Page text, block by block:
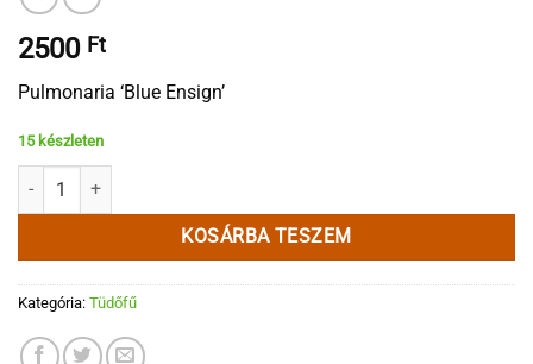
2500 Ft
Pulmonaria ‘Blue Ensign’
15 készleten
Pulmonaria 'Blue Ensign' - Tüdőfű mennyiség
KOSÁRBA TESZEM
Kategória: Tüdőfű